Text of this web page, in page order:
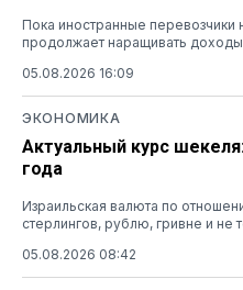
Пока иностранные перевозчики
продолжает наращивать доходы
05.08.2026 16:09
ЭКОНОМИКА
Актуальный курс
года
Израильская валюта по
стерлингов, рублю, гривне и не
05.08.2026 08:42